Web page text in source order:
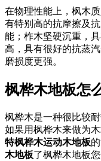
在物理性能上，枫木
有特别高的抗摩擦及
能；柞木坚硬沉重，
高，具有很好的抗蒸
磨损度更强。
枫桦木地板怎
枫桦木是一种很比较
如果用枫桦木来做为
特枫桦木运动木地板
木地板了枫桦木地板